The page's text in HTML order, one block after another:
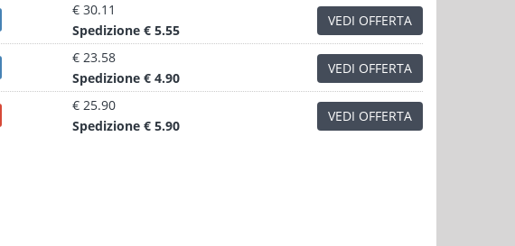
€ 30.11
Spedizione € 5.55
VEDI OFFERTA
€ 23.58
Spedizione € 4.90
VEDI OFFERTA
€ 25.90
Spedizione € 5.90
VEDI OFFERTA